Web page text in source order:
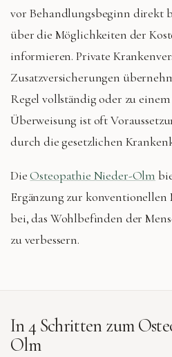
vor Behandlungsbeginn direkt
über die Möglichkeiten der
informieren. Private
Zusatzversicherungen
Regel vollständig oder zu
Überweisung ist oft
durch die gesetzlichen
DieOsteopathie Nieder-Olm
Ergänzung zur
bei, das Wohlbefinden der
zu verbessern.
In 4 Schritten zum
Olm